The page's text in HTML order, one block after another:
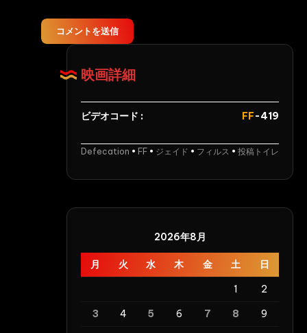
き
出
Shepherd
コメントを送信
映画詳細
ビデオコード : FF-419
Defecation • FF • ジェイド • フィルス • 投稿トイレ
2026年8月
月 火 水 木 金 土
日
1
2
3
4 5 6 7 8
9